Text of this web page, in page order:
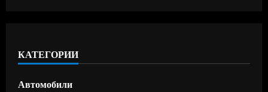
КАТЕГОРИИ
Автомобили